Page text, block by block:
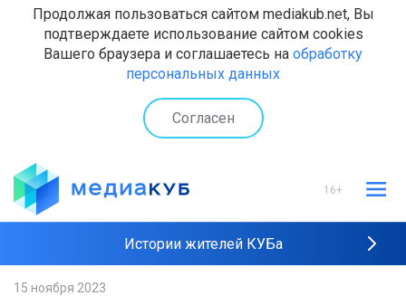
Продолжая пользоваться сайтом mediakub.net, Вы
подтверждаете использование сайтом cookies
Вашего браузера и соглашаетесь на обработку
персональных данных
Согласен
16+
Истории жителей КУБа
15 ноября 2023